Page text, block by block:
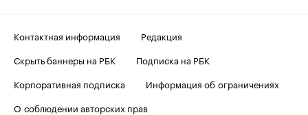
Контактная информация
Редакция
Скрыть баннеры на РБК
Подписка на РБК
Корпоративная подписка
Информация об ограничениях
О соблюдении авторских прав